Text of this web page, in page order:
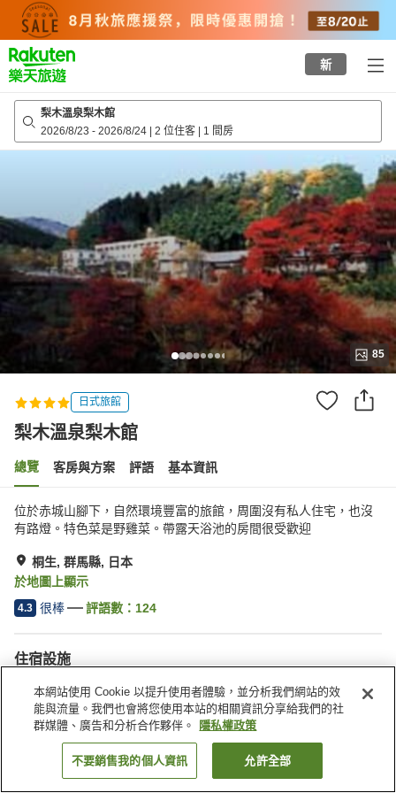
top
page
新
梨木溫泉梨木館
2026/8/23 - 2026/8/24 | 2 位住客 | 1 間房
85
日式旅館
梨木溫泉梨木館
總覽 客房與方案 評語 基本資訊
位於赤城山腳下，自然環境豐富的旅館，周圍沒有私人住宅，也沒
有路燈。特色菜是野雞菜。帶露天浴池的房間很受歡迎
桐生, 群馬縣, 日本
於地圖上顯示
4.3 很棒 評語數： 124
住宿設施
停車場
Spa／美容沙龍
私人餐廳
休息室
找客房
本網站使用 Cookie 以提升使用者體驗，並分析我們網站的效
能與流量。我們也會將您使用本站的相關資訊分享給我們的社
群媒體、廣告和分析合作夥伴。
隱私權政策
不要銷售我的個人資訊 允許全部